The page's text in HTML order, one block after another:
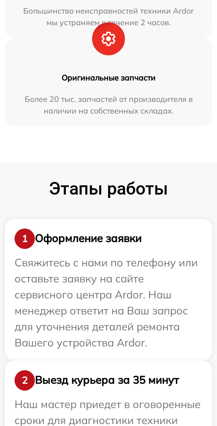
Большинство неисправностей техники Ardor
мы устраняем в течение 2 часов.
Оригинальные запчасти
Более 20 тыс. запчастей от производителя в
наличии на собственных складах.
Этапы работы
1
Оформление заявки
Свяжитесь с нами по телефону или
оставьте заявку на сайте
сервисного центра Ardor. Наш
менеджер ответит на Ваш запрос
для уточнения деталей ремонта
Вашего устройства Ardor.
2
Выезд курьера за 35 минут
Наш мастер приедет в оговоренные
сроки для диагностики техники